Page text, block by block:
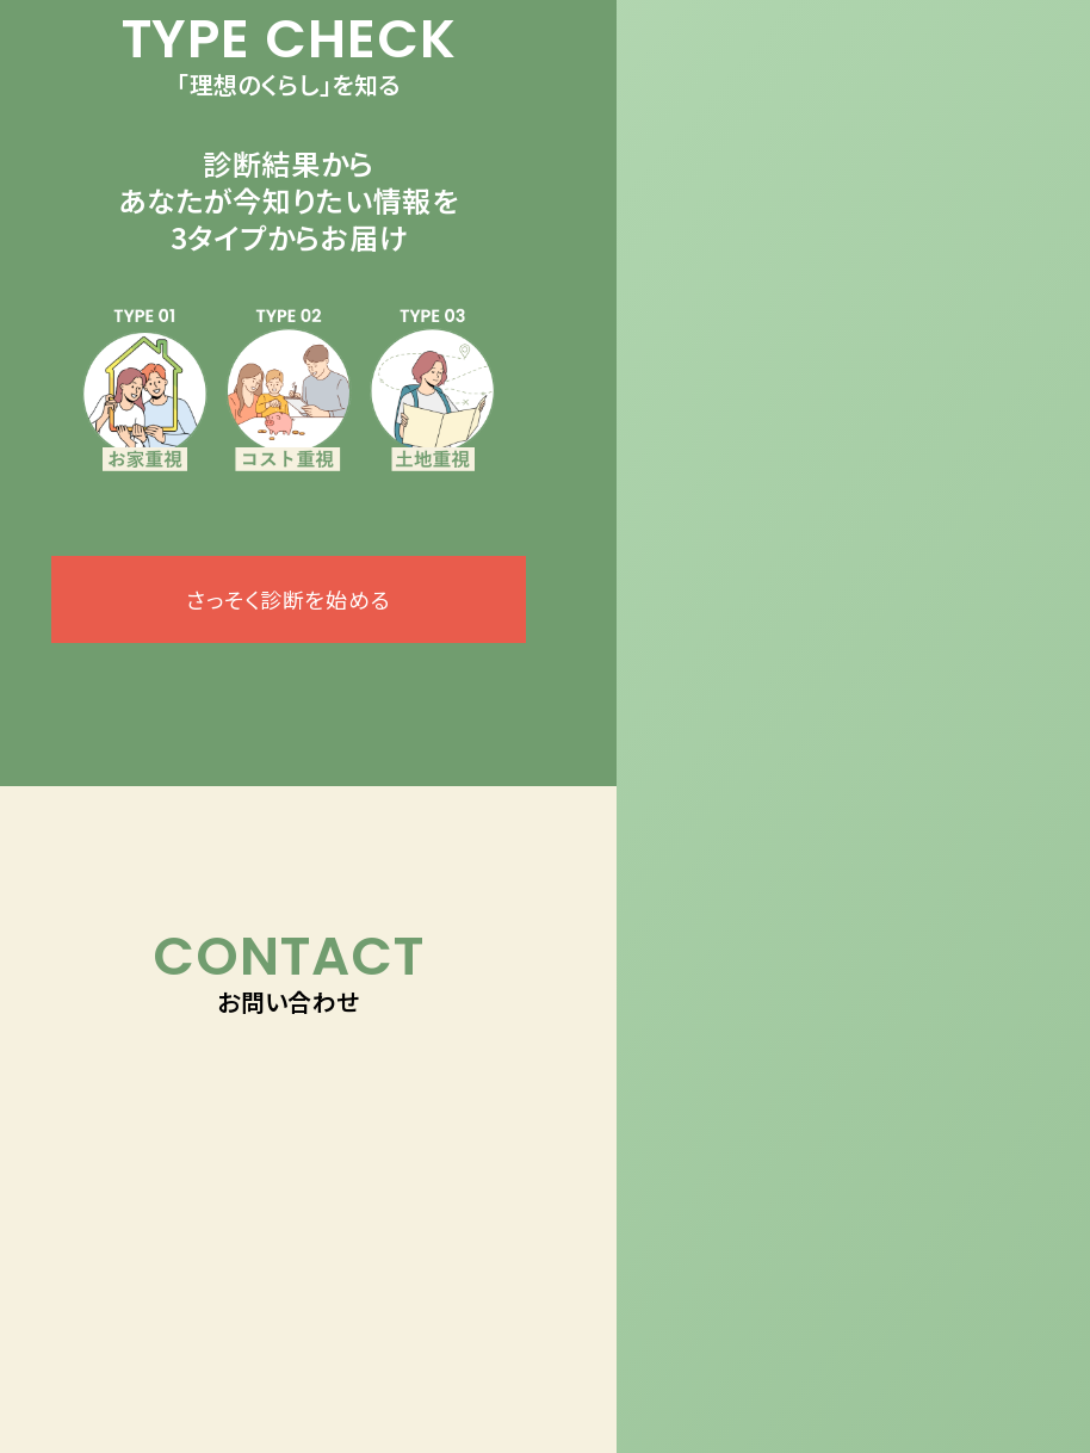
TYPE CHECK
「理想のくらし」を知る
診断結果から
あなたが今知りたい情報を
3タイプからお届け
さっそく診断を始める
CONTACT
お問い合わせ